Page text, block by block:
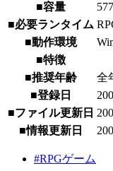
■容量
■必要ランタイム
■動作環境
■特徴
■推奨年齢
全
■登録日
■ファイル更新日
■情報更新日
#RPGゲーム